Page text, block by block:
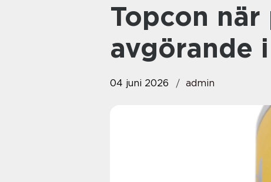
Topcon när precision blir
avgörande
04 juni 2026 admin